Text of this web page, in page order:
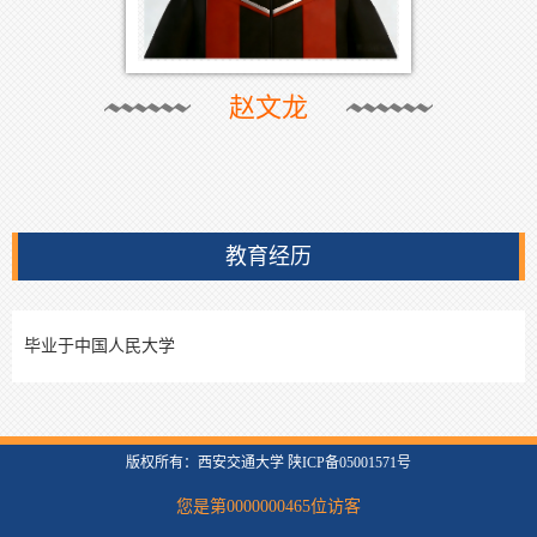
赵文龙
教育经历
毕业于中国人民大学
版权所有：西安交通大学 陕ICP备05001571号
您是第0000000465位访客